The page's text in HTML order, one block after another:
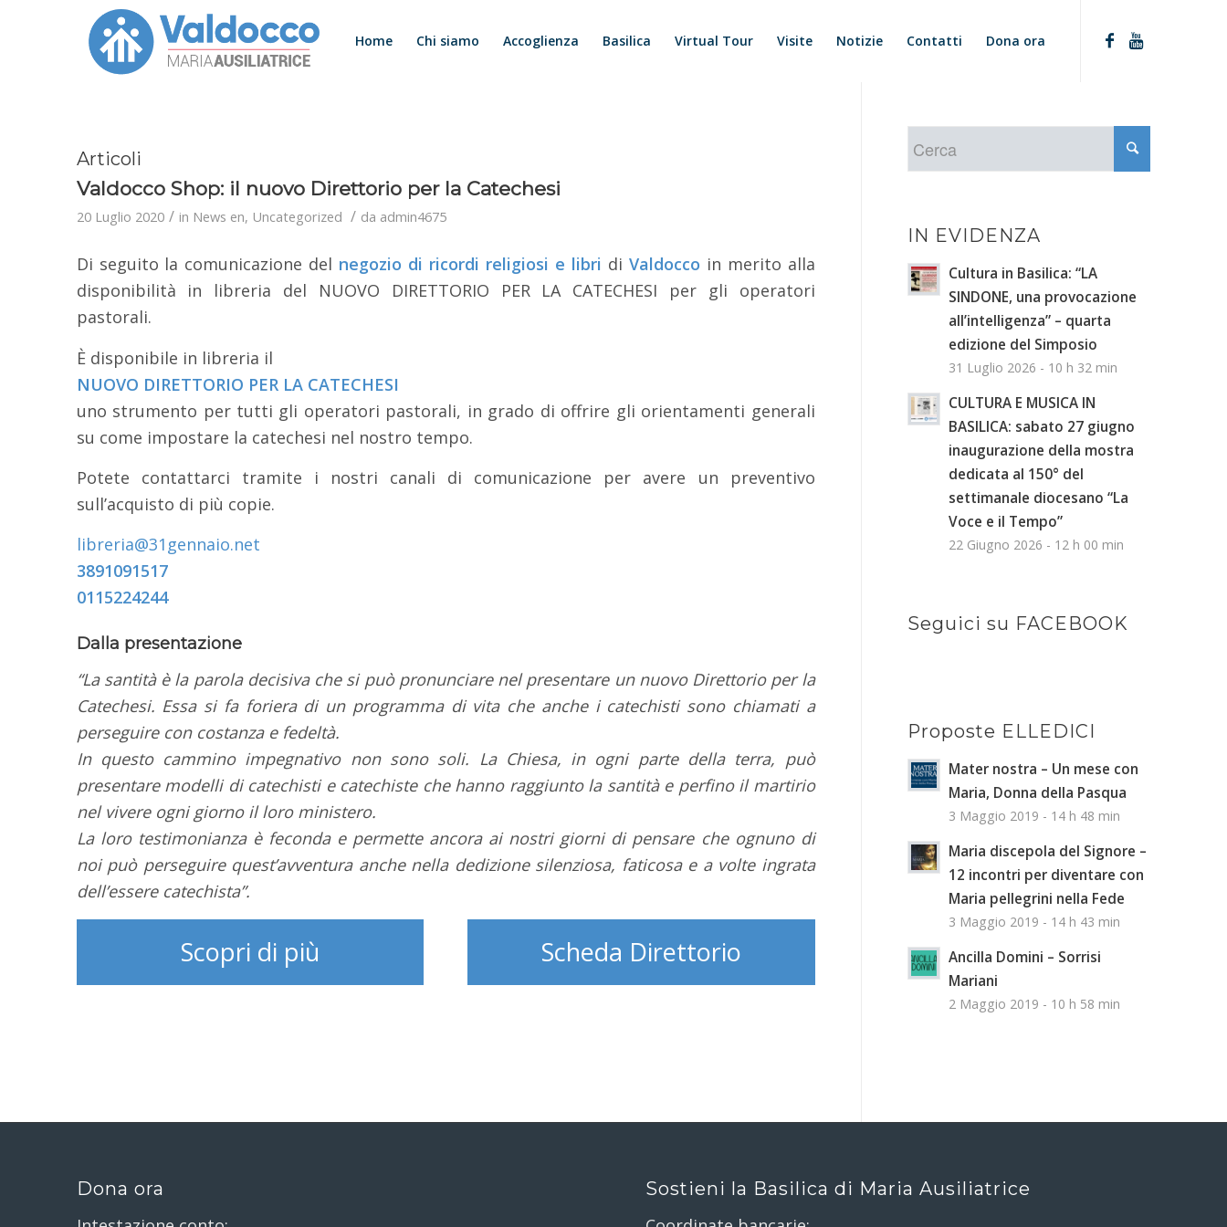
Home Chi siamo Accoglienza Basilica Virtual Tour Visite Notizie Contatti Dona ora
Articoli
Valdocco Shop: il nuovo Direttorio per la Catechesi
20 Luglio 2020 / in News en, Uncategorized / da admin4675
Di seguito la comunicazione del negozio di ricordi religiosi e libri di Valdocco in merito alla
disponibilità in libreria del NUOVO DIRETTORIO PER LA CATECHESI per gli operatori
pastorali.
È disponibile in libreria il
NUOVO DIRETTORIO PER LA CATECHESI
uno strumento per tutti gli operatori pastorali, in grado di offrire gli orientamenti generali
su come impostare la catechesi nel nostro tempo.
Potete contattarci tramite i nostri canali di comunicazione per avere un preventivo
sull’acquisto di più copie.
libreria@31gennaio.net
3891091517
0115224244
Dalla presentazione
“La santità è la parola decisiva che si può pronunciare nel presentare un nuovo Direttorio per la
Catechesi. Essa si fa foriera di un programma di vita che anche i catechisti sono chiamati a
perseguire con costanza e fedeltà.
In questo cammino impegnativo non sono soli. La Chiesa, in ogni parte della terra, può
presentare modelli di catechisti e catechiste che hanno raggiunto la santità e perfino il martirio
nel vivere ogni giorno il loro ministero.
La loro testimonianza è feconda e permette ancora ai nostri giorni di pensare che ognuno di
noi può perseguire quest’avventura anche nella dedizione silenziosa, faticosa e a volte ingrata
dell’essere catechista”.
Scopri di più Scheda Direttorio
IN EVIDENZA
Cultura in Basilica: “LA
SINDONE, una provocazione
all’intelligenza” – quarta
edizione del Simposio
31 Luglio 2026 - 10 h 32 min
CULTURA E MUSICA IN
BASILICA: sabato 27 giugno
inaugurazione della mostra
dedicata al 150° del
settimanale diocesano “La
Voce e il Tempo”
22 Giugno 2026 - 12 h 00 min
Seguici su FACEBOOK
Proposte ELLEDICI
Mater nostra – Un mese con
Maria, Donna della Pasqua
3 Maggio 2019 - 14 h 48 min
Maria discepola del Signore –
12 incontri per diventare con
Maria pellegrini nella Fede
3 Maggio 2019 - 14 h 43 min
Ancilla Domini – Sorrisi
Mariani
2 Maggio 2019 - 10 h 58 min
Dona ora
Sostieni la Basilica di Maria Ausiliatrice